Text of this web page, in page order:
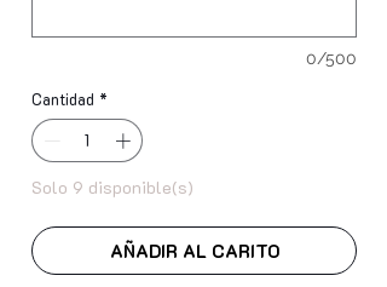
0/500
Cantidad *
Solo 9 disponible(s)
AÑADIR AL CARITO